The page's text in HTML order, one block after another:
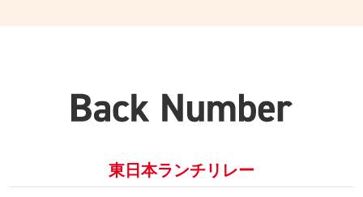
東日本ランチリレー